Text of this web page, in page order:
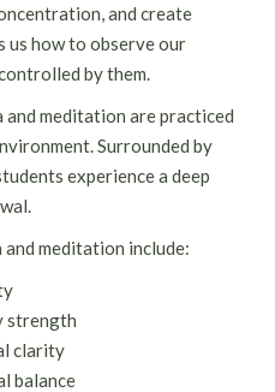
and create
us how to observe our
by them.
and meditation are practiced
Surrounded by
experience a deep
meditation include:
strength
clarity
balance